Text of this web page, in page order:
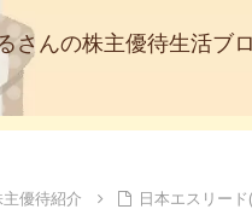
さんの株主優待生活ブ
主優待紹介
日本エスリー